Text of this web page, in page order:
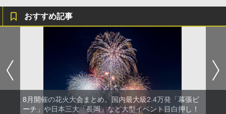
おすすめ記事
8月開催の花火大会まとめ。国内最大級2.4万発「幕張ビ
ーチ」や日本三大「長岡」など大型イベント目白押し！